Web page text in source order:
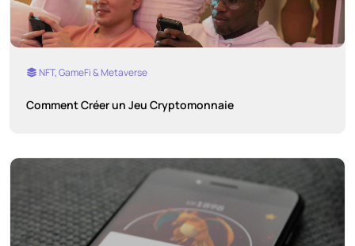
NFT, GameFi & Metaverse
Comment Créer un Jeu Cryptomonnaie